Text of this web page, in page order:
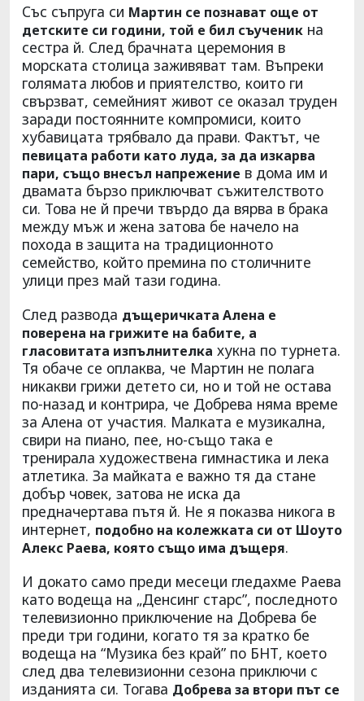
Със съпруга си Мартин се познават още от
детските си години, той е бил съученик на
сестра й. След брачната церемония в
морската столица заживяват там. Въпреки
голямата любов и приятелство, които ги
свързват, семейният живот се оказал труден
заради постоянните компромиси, които
хубавицата трябвало да прави. Фактът, че
певицата работи като луда, за да изкарва
пари, също внесъл напрежение в дома им и
двамата бързо приключват съжителството
си. Това не й пречи твърдо да вярва в брака
между мъж и жена затова бе начело на
похода в защита на традиционното
семейство, който премина по столичните
улици през май тази година.
След развода дъщеричката Алена е
поверена на грижите на бабите, а
гласовитата изпълнителка хукна по турнета.
Тя обаче се оплаква, че Мартин не полага
никакви грижи детето си, но и той не остава
по-назад и контрира, че Добрева няма време
за Алена от участия. Малката е музикална,
свири на пиано, пее, но-също така е
тренирала художествена гимнастика и лека
атлетика. За майката е важно тя да стане
добър човек, затова не иска да
предначертава пътя й. Не я показва никога в
интернет, подобно на колежката си от Шоуто
Алекс Раева, която също има дъщеря.
И докато само преди месеци гледахме Раева
като водеща на „Денсинг старс”, последното
телевизионно приключение на Добрева бе
преди три години, когато тя за кратко бе
водеща на “Музика без край” по БНТ, което
след два телевизионни сезона приключи с
изданията си. Тогава Добрева за втори път се